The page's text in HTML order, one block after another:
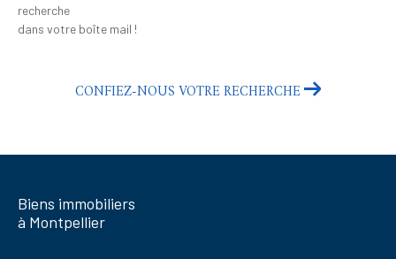
recherche
dans votre boîte mail !
CONFIEZ-NOUS VOTRE RECHERCHE
Biens immobiliers
à Montpellier